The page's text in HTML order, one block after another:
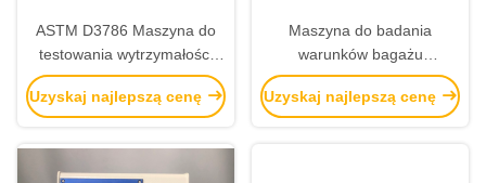
ASTM D3786 Maszyna do
testowania wytrzymałości
skóry i tkaniny na pryszcze
ISO2759 & ISO13938-2
Uzyskaj najlepszą cenę
Maszyna do badania
warunków bagażu
wielociągowego w 2 stacjach
Uzyskaj najlepszą cenę